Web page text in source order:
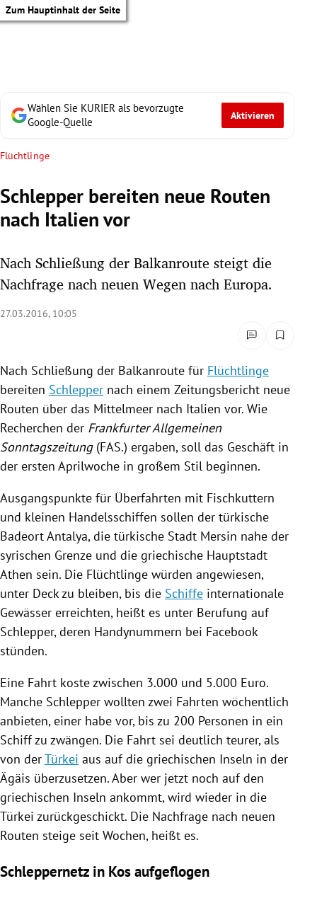
Zum Hauptinhalt der Seite
Untermenü
Untermenü
Untermenü
Untermenü
Untermenü
Untermenü
Untermenü
Wählen Sie KURIER als bevorzugte
Google-Quelle
Aktivieren
Flüchtlinge
Schlepper bereiten neue Routen
nach Italien vor
Nach Schließung der Balkanroute steigt die
Nachfrage nach neuen Wegen nach Europa.
27.03.2016, 10:05
Nach Schließung der Balkanroute für Flüchtlinge
bereiten Schlepper nach einem Zeitungsbericht neue
Routen über das Mittelmeer nach Italien vor. Wie
Recherchen der Frankfurter Allgemeinen
Sonntagszeitung (FAS.) ergaben, soll das Geschäft in
der ersten Aprilwoche in großem Stil beginnen.
Ausgangspunkte für Überfahrten mit Fischkuttern
und kleinen Handelsschiffen sollen der türkische
BadeortAntalya, die türkische Stadt Mersin nahe der
syrischen Grenze und die griechische Hauptstadt
Athen sein. Die Flüchtlinge würden angewiesen,
unter Deck zu bleiben, bis die Schiffe internationale
Gewässer erreichten, heißt es unter Berufung auf
Schlepper, deren Handynummern bei Facebook
stünden.
Eine Fahrt koste zwischen 3.000 und 5.000 Euro.
Manche Schlepper wollten zwei Fahrten wöchentlich
anbieten, einer habe vor, bis zu 200 Personen in ein
Schiffzu zwängen. Die Fahrt sei deutlich teurer, als
von derTürkei aus auf die griechischen Inseln in der
Ägäis überzusetzen. Aber wer jetzt noch auf den
griechischen Inseln ankommt, wird wieder in die
Türkei zurückgeschickt. Die Nachfrage nach neuen
Routen steige seit Wochen, heißt es.
Schleppernetz in Kos aufgeflogen